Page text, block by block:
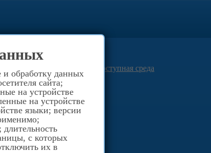
и обработку данных
сайта;
на устройстве
на устройстве
языки; версии
с которых
их в
957-94-66
д.40
Доступная среда